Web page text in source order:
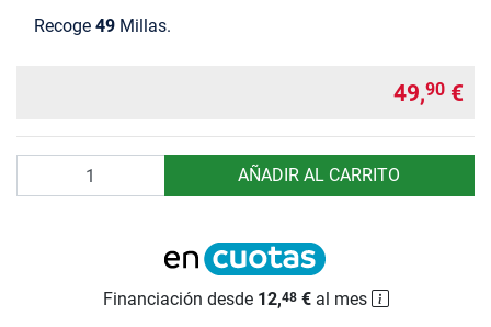
Recoge 49 Millas.
49,90 €
AÑADIR AL CARRITO
Financiación desde 12,48€al mes